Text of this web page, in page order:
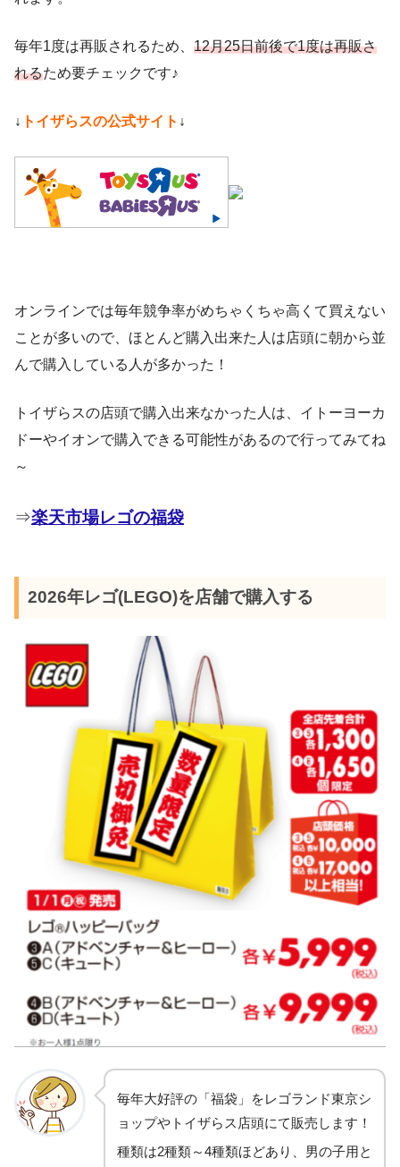
毎年1度は再販されるため、 12月25日前後で1度は再販さ
れるため要チェックです♪
↓ トイザらスの公式サイト ↓
オンラインでは毎年競争率がめちゃくちゃ高くて買えない
ことが多いので、ほとんど購入出来た人は店頭に朝から並
んで購入している人が多かった！
トイザらスの店頭で購入出来なかった人は、イトーヨーカ
ドーやイオンで購入できる可能性があるので行ってみてね
～
⇒楽天市場レゴの福袋
2026年レゴ(LEGO)を店舗で購入する
毎年大好評の「福袋」をレゴランド東京シ
ョップやトイザらス店頭にて販売します！
種類は2種類～4種類ほどあり、男の子用と